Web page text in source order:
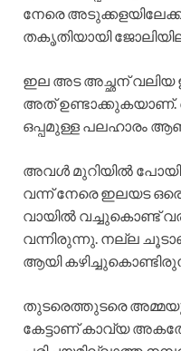
നേരെ
തകൃതിയായി
ഇല അട അച്ഛന്
അത് ഉണ്ടാക്കുകയാണ്.
ഒപ്പമുള്ള പലഹാരം
അവൾ മുറിയിൽ
വന്ന് നേരെ ഇലയട
വായിൽ വച്ചുകൊണ്ട്
വന്നിരുന്നു. നല്ല
ആയി
തുടരെത്തുടരെ
കേട്ടാണ് കാവ്യ